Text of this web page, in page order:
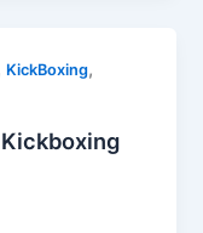
KickBoxing,